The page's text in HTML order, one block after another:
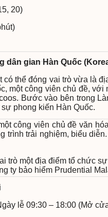
20)
gian Hàn Quốc
thể đóng vai trò vừa là
một công viên chủ đề,
Bước vào bên trong
phong kiến Hàn Quốc.
công viên chủ đề văn
trải nghiệm, biểu
trò một địa điểm tổ chức
ty bảo hiểm Prudential
lễ 09:30 – 18:00 (Mở